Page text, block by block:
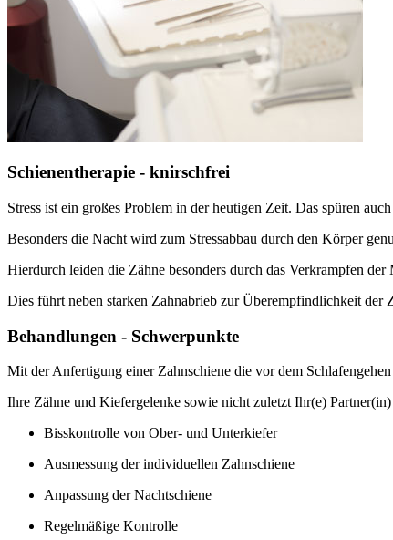
Schienentherapie - knirschfrei
Stress ist ein großes Problem in der heutigen Zeit. Das spüren
Besonders die Nacht wird zum Stressabbau durch den Körper
Hierdurch leiden die Zähne besonders durch das Verkrampfen
Dies führt neben starken Zahnabrieb zur Überempfindlichkeit der
Behandlungen - Schwerpunkte
Mit der Anfertigung einer Zahnschiene die vor dem
Ihre Zähne und Kiefergelenke sowie nicht zuletzt Ihr(e)
Bisskontrolle von Ober- und Unterkiefer
Ausmessung der individuellen Zahnschiene
Anpassung der Nachtschiene
Regelmäßige Kontrolle